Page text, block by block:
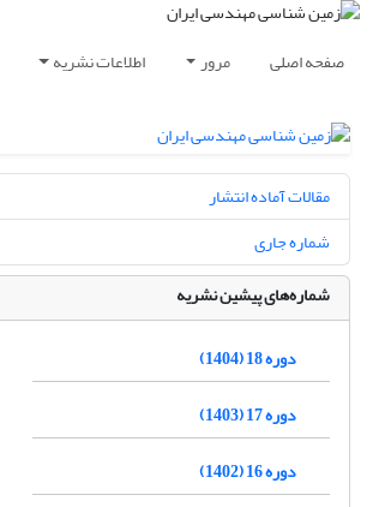
صفحه اصلی مرور اطلاعات نشریه
مقالات آماده انتشار
شماره جاری
شماره‌های پیشین نشریه
دوره 18 (1404)
دوره 17 (1403)
دوره 16 (1402)